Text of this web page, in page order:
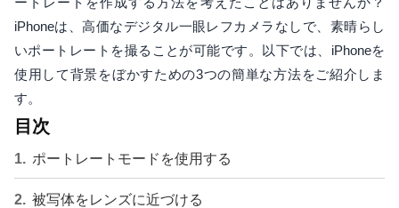
iPhoneは、高価なデジタル一眼レフカメラなしで、素晴らし
いポートレートを撮ることが可能です。以下では、iPhoneを
使用して背景をぼかすための3つの簡単な方法をご紹介しま
す。
目次
ポートレートモードを使用する
被写体をレンズに近づける